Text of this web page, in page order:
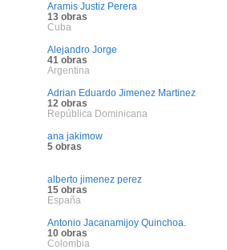
Aramis Justiz Perera
13 obras
Cuba
Alejandro Jorge
41 obras
Argentina
Adrian Eduardo Jimenez Martinez
12 obras
República Dominicana
ana jakimow
5 obras
alberto jimenez perez
15 obras
España
Antonio Jacanamijoy Quinchoa.
10 obras
Colombia